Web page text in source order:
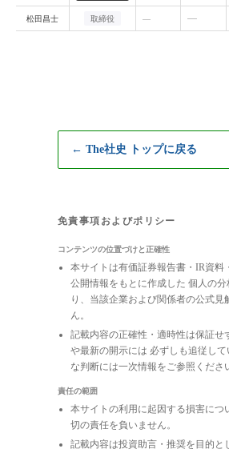
松田昌士 取締役 — —
← The社史 トップに戻る
免責事項およびポリシー
コンテンツの位置づけと正確性
本サイトは有価証券報告書・IR資料
公開情報をもとに作成した 個人の分
り、当該企業および関係者の公式見
ん。
記載内容の正確性・適時性は保証せ
や最新の開示には 必ずしも追従し
な判断には一次情報をご参照くださ
責任の範囲
本サイトの利用に起因する損害につ
切の責任を負いません。
記載内容は投資助言・推奨を目的と